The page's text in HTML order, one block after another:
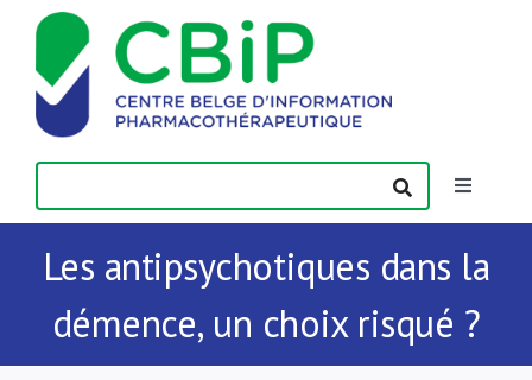
Passer
contenu
Toggle
Actualités
Publications
Les antipsychotiques dans la
démence, un choix risqué ?